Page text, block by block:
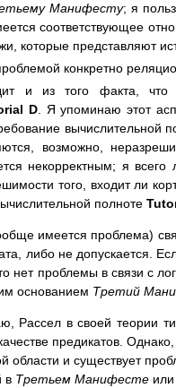
Манифесту; я
соответствующее
которые представляют
конкретно
и из того факта,
D. Я упоминаю этот
вычислительной
возможно,
некорректным; я
того, входит ли
полноте
имеется проблема)
либо не допускается.
нет проблемы в связи с
основанием Третий
Рассел в своей теории
предикатов.
области и существует
в Третьем Манифесте или